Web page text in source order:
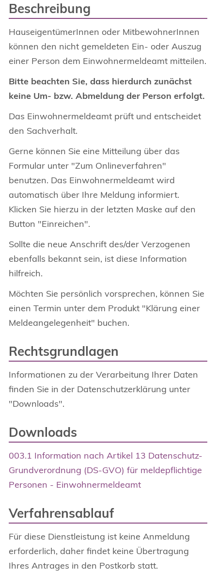
Beschreibung
HauseigentümerInnen oder MitbewohnerInnen
können den nicht gemeldeten Ein- oder Auszug
einer Person dem Einwohnermeldeamt mitteilen.
Bitte beachten Sie, dass hierdurch zunächst
keine Um- bzw. Abmeldung der Person erfolgt.
Das Einwohnermeldeamt prüft und entscheidet
den Sachverhalt.
Gerne können Sie eine Mitteilung über das
Formular unter "Zum Onlineverfahren"
benutzen. Das Einwohnermeldeamt wird
automatisch über Ihre Meldung informiert.
Klicken Sie hierzu in der letzten Maske auf den
Button "Einreichen".
Sollte die neue Anschrift des/der Verzogenen
ebenfalls bekannt sein, ist diese Information
hilfreich.
Möchten Sie persönlich vorsprechen, können Sie
einen Termin unter dem Produkt "Klärung einer
Meldeangelegenheit" buchen.
Rechtsgrundlagen
Informationen zu der Verarbeitung Ihrer Daten
finden Sie in der Datenschutzerklärung unter
"Downloads".
Downloads
003.1 Information nach Artikel 13 Datenschutz-
Grundverordnung (DS-GVO) für meldepflichtige
Personen - Einwohnermeldeamt
Verfahrensablauf
Für diese Dienstleistung ist keine Anmeldung
erforderlich, daher findet keine Übertragung
Ihres Antrages in den Postkorb statt.